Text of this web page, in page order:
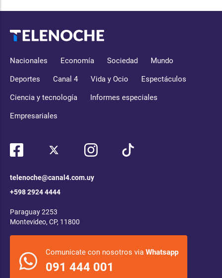
Nacionales Economía Sociedad Mundo
Deportes Canal 4 Vida y Ocio Espectáculos
Ciencia y tecnología Informes especiales
Empresariales
telenoche@canal4.com.uy
+598 2924 4444
Paraguay 2253
Montevideo, CP, 11800
Comunicate con nosotros via Whatsapp
091 444 001